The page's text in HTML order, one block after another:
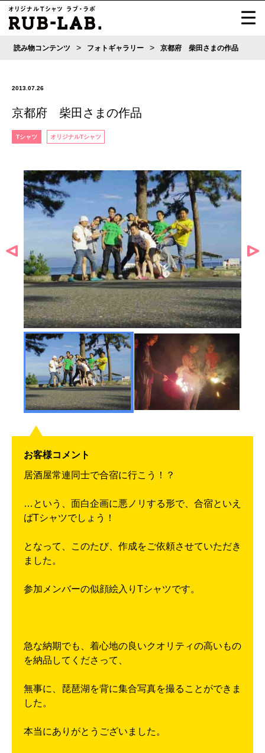
読み物コンテンツ > フォトギャラリー > 京都府 柴田さまの作品
2013.07.26
京都府 柴田さまの作品
Tシャツ オリジナルTシャツ
お客様コメント
居酒屋常連同士で合宿に行こう！？
…という、面白企画に悪ノリする形で、合宿といえ
ばTシャツでしょう！
となって、このたび、作成をご依頼させていただき
ました。
参加メンバーの似顔絵入りTシャツです。
急な納期でも、着心地の良いクオリティの高いもの
を納品してくださって、
無事に、琵琶湖を背に集合写真を撮ることができま
した。
本当にありがとうございました。